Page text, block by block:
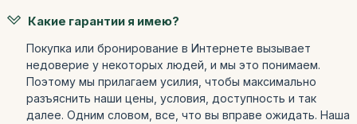
Какие гарантии я имею?
Покупка или бронирование в Интернете вызывает
недоверие у некоторых людей, и мы это понимаем.
Поэтому мы прилагаем усилия, чтобы максимально
разъяснить наши цены, условия, доступность и так
далее. Одним словом, все, что вы вправе ожидать. Наша